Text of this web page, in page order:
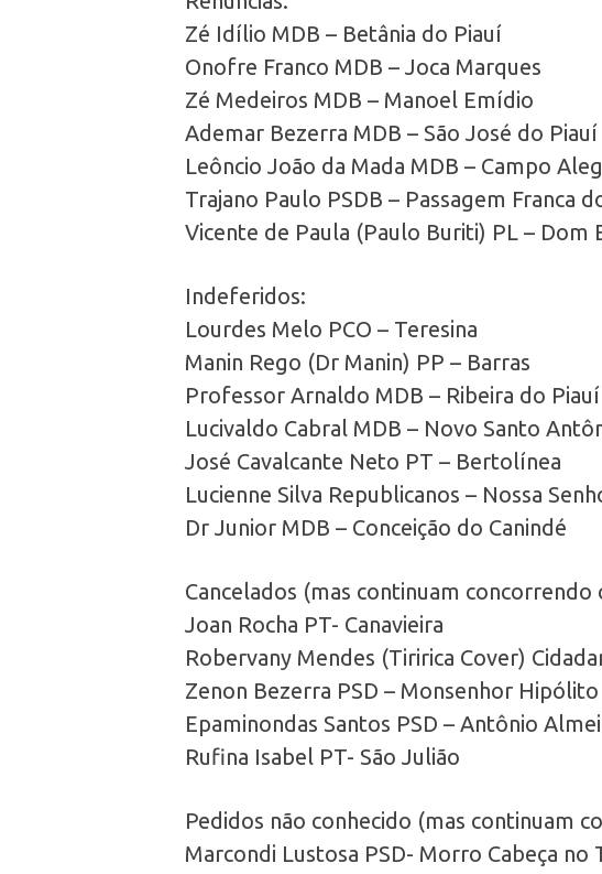
Zé Idílio MDB – Betânia do Piauí
Onofre Franco MDB – Joca Marques
Zé Medeiros MDB – Manoel Emídio
Ademar Bezerra MDB – São José do Piauí
Leôncio João da Mada MDB – Campo
Trajano Paulo PSDB – Passagem Franca
Vicente de Paula (Paulo Buriti) PL – Dom
Indeferidos:
Lourdes Melo PCO – Teresina
Manin Rego (Dr Manin) PP – Barras
Professor Arnaldo MDB – Ribeira do Piauí
Lucivaldo Cabral MDB – Novo Santo
José Cavalcante Neto PT – Bertolínea
Lucienne Silva Republicanos – Nossa
Dr Junior MDB – Conceição do Canindé
Cancelados (mas continuam
Joan Rocha PT- Canavieira
Robervany Mendes (Tiririca Cover)
Zenon Bezerra PSD – Monsenhor Hipólito
Epaminondas Santos PSD – Antônio
Rufina Isabel PT- São Julião
Pedidos não conhecido (mas continuam
Marcondi Lustosa PSD- Morro Cabeça no